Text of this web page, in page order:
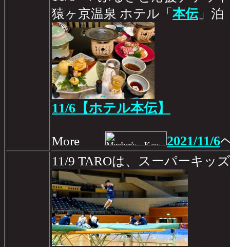
猿ヶ京温泉 ホテル「 本伝」泊
11/6【ホテル本伝】
More 2021/11/6
11/9 TAROは、スーパーキッ